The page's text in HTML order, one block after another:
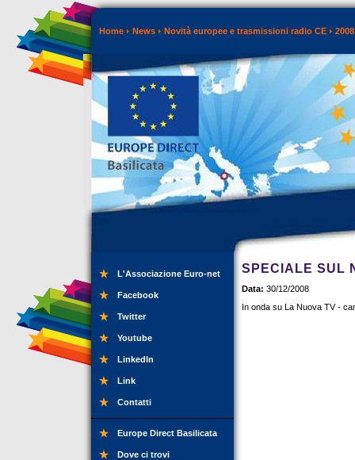
Home News Novità europee e trasmissioni radio CE 2008
L'Associazione Euro-net
Facebook
Twitter
Youtube
LinkedIn
Link
Contatti
Europe Direct Basilicata
Dove ci trovi
SPECIALE SUL
Data: 30/12/2008
In onda su La Nuova TV -